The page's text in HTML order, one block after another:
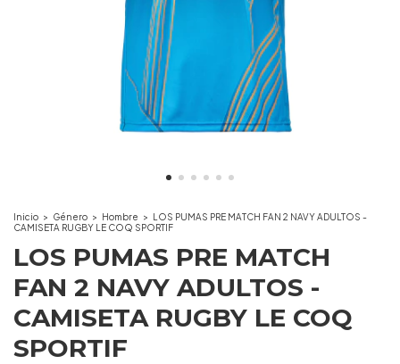
Inicio > Género > Hombre > LOS PUMAS PRE MATCH FAN 2 NAVY ADULTOS -
CAMISETA RUGBY LE COQ SPORTIF
LOS PUMAS PRE MATCH
FAN 2 NAVY ADULTOS -
CAMISETA RUGBY LE COQ
SPORTIF